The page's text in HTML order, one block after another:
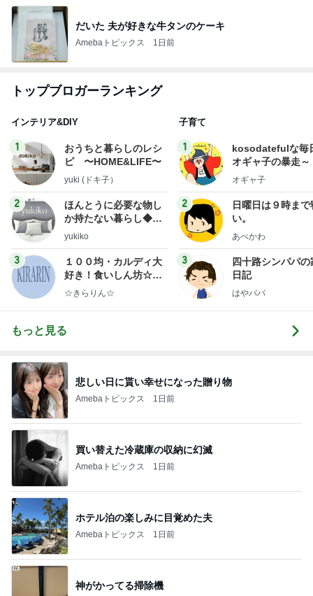
だいた 夫が好きな牛タンのケーキ
Amebaトピックス 1日前
トップブロガーランキング
インテリア&DIY
1
おうちと暮らしのレシ
ピ 〜HOME&LIFE〜
yuki (ドキ子）
2
ほんとうに必要な物し
か持たない暮らし◆Ke
ep Life Simple◆〜イ
yukiko
3
１００均・カルディ大
好き！食いしん坊☆き
らりん☆のブログ
☆きらりん☆
子育て
1
kosodatefulな毎
オギャ子の暴走～
オギャ子
2
日曜日は９時まで
い。
あべかわ
3
四十路シンパパの
日記
はやパパ
もっと見る
悲しい日に貰い幸せになった贈り物
Amebaトピックス 1日前
買い替えた冷蔵庫の収納に幻滅
Amebaトピックス 1日前
ホテル泊の楽しみに目覚めた夫
Amebaトピックス 1日前
神がかってる掃除機